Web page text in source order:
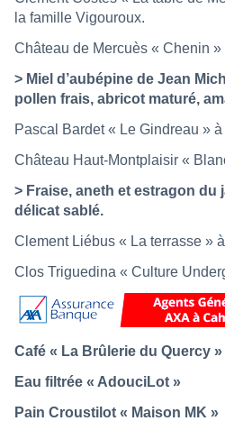
la famille Vigouroux.
Château de Mercuès « Chenin »
> Miel d’aubépine de Jean
pollen frais, abricot maturé,
Pascal Bardet « Le Gindreau »
Château Haut-Montplaisir «
> Fraise, aneth et estragon du
délicat sablé.
Clement Liébus « La terrasse »
Clos Triguedina « Culture
Café « La Brûlerie du Quercy »
Eau filtrée « AdouciLot »
Pain Croustilot « Maison MK »